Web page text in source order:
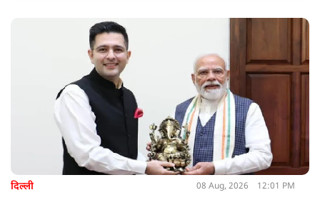
दिल्ली 08 Aug, 2026 12:01 PM